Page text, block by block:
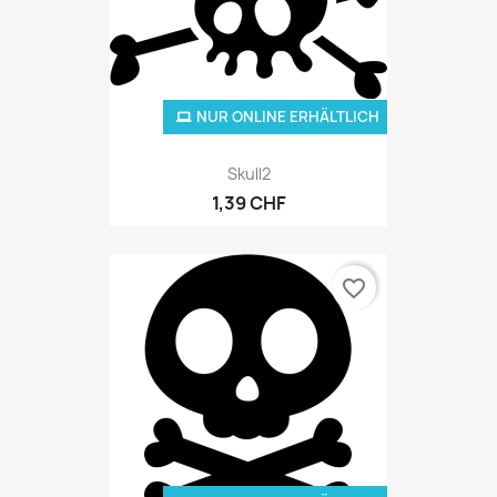
Skull2
1,39 CHF
NUR ONLINE ERHÄLTLICH
favorite_border